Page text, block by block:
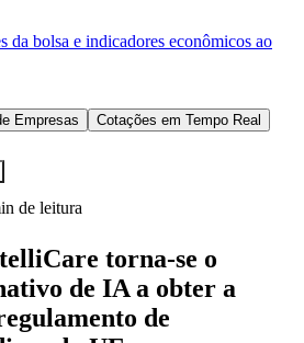
melhores profissionais da região.
de leitura
torna-se o
de
da UE